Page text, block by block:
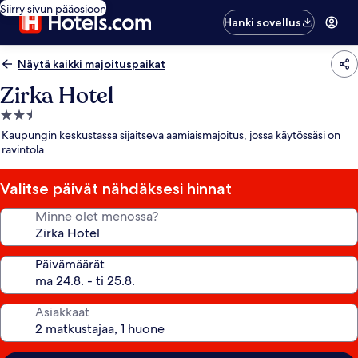
Siirry sivun pääosioon
Hanki sovellus
Näytä kaikki majoituspaikat
Zirka Hotel
2.5
tähden
majoituspaikka
Kaupungin keskustassa sijaitseva aamiaismajoitus, jossa käytössäsi on
ravintola
Valitse päivät nähdäksesi hinnat
Minne olet menossa?
Päivämäärät
Asiakkaat